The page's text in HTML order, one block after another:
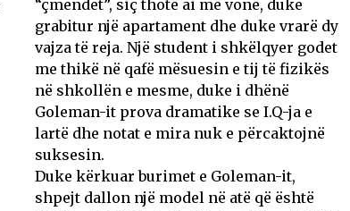
“çmendet”, siç thotë ai më vonë, duke
grabitur një apartament dhe duke vrarë dy
vajza të reja. Një student i shkëlqyer godet
me thikë në qafë mësuesin e tij të fizikës
në shkollën e mesme, duke i dhënë
Goleman-it prova dramatike se I.Q-ja e
lartë dhe notat e mira nuk e përcaktojnë
suksesin.
Duke kërkuar burimet e Goleman-it,
shpejt dallon një model në atë që është